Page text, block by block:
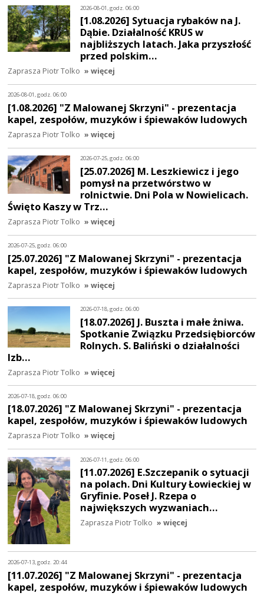
2026-08-01, godz. 06:00
[1.08.2026] Sytuacja rybaków na J.
Dąbie. Działalność KRUS w
najbliższych latach. Jaka przyszłość
przed polskim…
Zaprasza Piotr Tolko » więcej
2026-08-01, godz. 06:00
[1.08.2026] "Z Malowanej Skrzyni" - prezentacja
kapel, zespołów, muzyków i śpiewaków ludowych
Zaprasza Piotr Tolko » więcej
2026-07-25, godz. 06:00
[25.07.2026] M. Leszkiewicz i jego
pomysł na przetwórstwo w
rolnictwie. Dni Pola w Nowielicach.
Święto Kaszy w Trz…
Zaprasza Piotr Tolko » więcej
2026-07-25, godz. 06:00
[25.07.2026] "Z Malowanej Skrzyni" - prezentacja
kapel, zespołów, muzyków i śpiewaków ludowych
Zaprasza Piotr Tolko » więcej
2026-07-18, godz. 06:00
[18.07.2026] J. Buszta i małe żniwa.
Spotkanie Związku Przedsiębiorców
Rolnych. S. Baliński o działalności
Izb…
Zaprasza Piotr Tolko » więcej
2026-07-18, godz. 06:00
[18.07.2026] "Z Malowanej Skrzyni" - prezentacja
kapel, zespołów, muzyków i śpiewaków ludowych
Zaprasza Piotr Tolko » więcej
2026-07-11, godz. 06:00
[11.07.2026] E.Szczepanik o sytuacji
na polach. Dni Kultury Łowieckiej w
Gryfinie. Poseł J. Rzepa o
największych wyzwaniach…
Zaprasza Piotr Tolko » więcej
2026-07-13, godz. 20:44
[11.07.2026] "Z Malowanej Skrzyni" - prezentacja
kapel, zespołów, muzyków i śpiewaków ludowych